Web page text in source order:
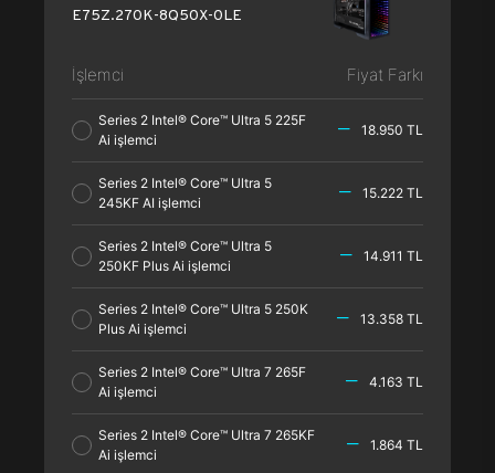
E75Z.270K-8Q50X-0LE
İşlemci Fiyat Farkı
Series 2 Intel® Core™ Ultra 5 225F
Ai işlemci
18.950 TL
Series 2 Intel® Core™ Ultra 5
245KF AI işlemci
15.222 TL
Series 2 Intel® Core™ Ultra 5
250KF Plus Ai işlemci
14.911 TL
Series 2 Intel® Core™ Ultra 5 250K
Plus Ai işlemci
13.358 TL
Series 2 Intel® Core™ Ultra 7 265F
Ai işlemci
4.163 TL
Series 2 Intel® Core™ Ultra 7 265KF
Ai işlemci
1.864 TL